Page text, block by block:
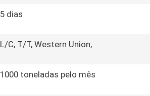
5 dias
L/C, T/T, Western Union,
1000 toneladas pelo mês